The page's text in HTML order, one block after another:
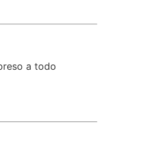
a todo